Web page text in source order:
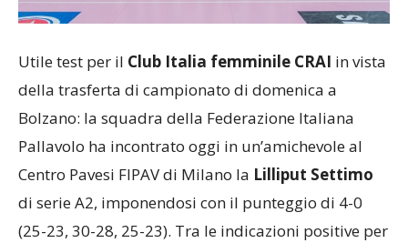
Utile test per il Club Italia femminile CRAI in vista
della trasferta di campionato di domenica a
Bolzano: la squadra della Federazione Italiana
Pallavolo ha incontrato oggi in un’amichevole al
Centro Pavesi FIPAV di Milano la Lilliput Settimo
di serie A2, imponendosi con il punteggio di 4-0
(25-23, 30-28, 25-23). Tra le indicazioni positive per